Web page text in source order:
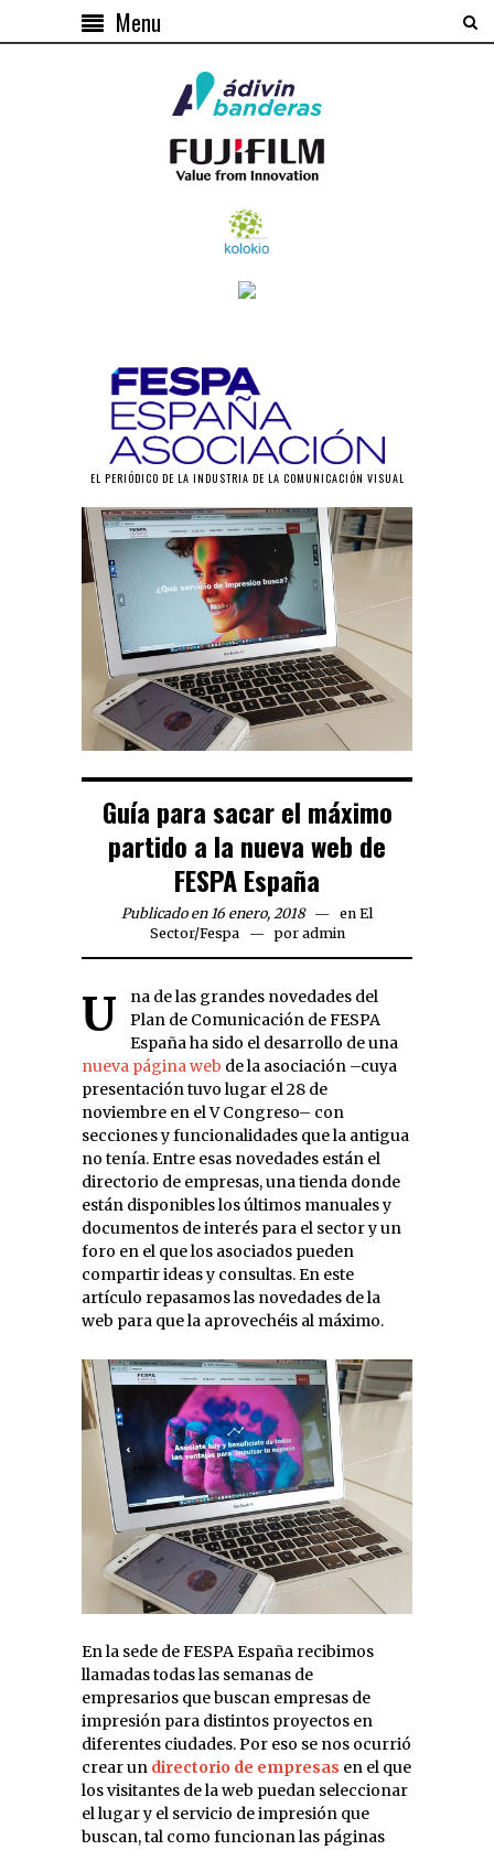
Menu
EL PERIÓDICO DE LA INDUSTRIA DE LA COMUNICACIÓN VISUAL
Guía para sacar el máximo
partido a la nueva web de
FESPA España
Publicado en 16 enero, 2018 en El
Sector/Fespa por admin
Una de las grandes novedades del
Plan de Comunicación de FESPA
España ha sido el desarrollo de una
nueva página web de la asociación –cuya
presentación tuvo lugar el 28 de
noviembre en el V Congreso– con
secciones y funcionalidades que la antigua
no tenía. Entre esas novedades están el
directorio de empresas, una tienda donde
están disponibles los últimos manuales y
documentos de interés para el sector y un
foro en el que los asociados pueden
compartir ideas y consultas. En este
artículo repasamos las novedades de la
web para que la aprovechéis al máximo.
En la sede de FESPA España recibimos
llamadas todas las semanas de
empresarios que buscan empresas de
impresión para distintos proyectos en
diferentes ciudades. Por eso se nos ocurrió
crear un directorio de empresas en el que
los visitantes de la web puedan seleccionar
el lugar y el servicio de impresión que
buscan, tal como funcionan las páginas